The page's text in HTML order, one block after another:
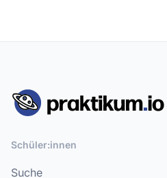
Schüler:innen
Suche